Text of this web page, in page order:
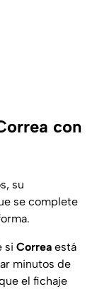
con
su
se complete
si Correa está
minutos de
el fichaje